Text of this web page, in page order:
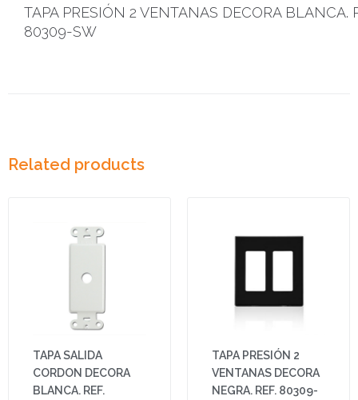
TAPA PRESIÓN 2 VENTANAS DECORA BLANCA.
80309-SW
Related products
TAPA SALIDA
CORDON DECORA
BLANCA. REF.
TAPA PRESIÓN 2
VENTANAS DECORA
NEGRA. REF. 80309-